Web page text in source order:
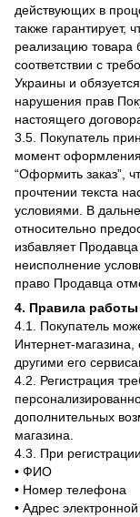
действующих в
также гарантирует,
реализацию товара
соответствии с
Украины и
нарушения прав
настоящего
3.5. Покупатель
момент оформления
“Оформить заказ”,
прочтении текста
условиями. В
относительно
избавляет
неисполнение
право Продавца
4. Правила работы
4.1. Покупатель
Интернет-магазина,
другими его
4.2. Регистрация
дополнительных
магазина.
4.3. При
• ФИО
• Номер телефона
• Адрес